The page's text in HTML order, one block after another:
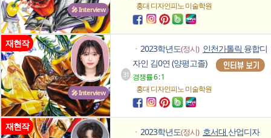
🎤 Interview
홍대 디자인피노미술학원
🎤 Interview
재현작
31
ㆍ 2023학년도(정시) 인천가톨릭 융합디
자인 김0연 (양평고졸)
경쟁률 6 : 1
홍대 디자인피노미술학원
재현작
ㆍ 2023학년도(정시) 호서대 산업디자